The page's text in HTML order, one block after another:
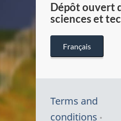
Dépôt ouvert
sciences et
Français
Terms and
conditions